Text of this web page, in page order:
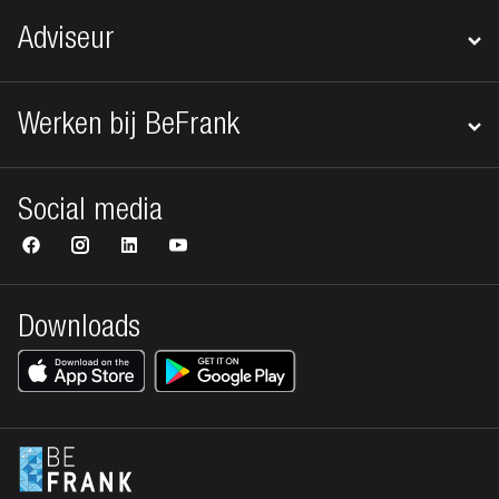
Adviseur
Werken bij BeFrank
Downloads
Social media